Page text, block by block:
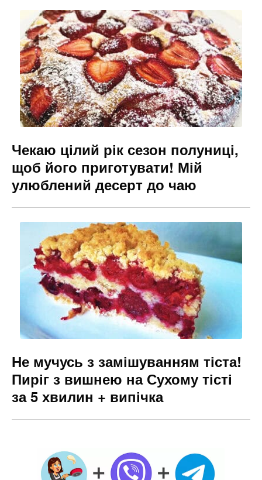
Чекаю цілий рік сезон полуниці,
щоб його приготувати! Мій
улюблений десерт до чаю
Не мучусь з замішуванням тіста!
Пиріг з вишнею на Сухому тісті
за 5 хвилин + випічка